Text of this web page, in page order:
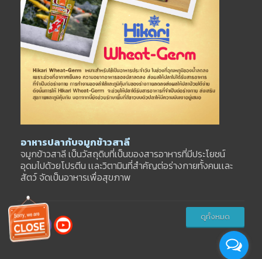
อาหารปลากับจมูกข้าวสาลี
จมูกข้าวสาลี เป็นวัสถุดิบที่เป็นของสารอาหารที่มีประโยชน์
อุดมไปด้วยโปรตีน เเละวิตามินที่สำคัญต่อร่างกายทั้งคนเเละ
สัตว์ จัดเป็นอาหารเพื่อสุขภาพ
ดูทั้งหมด